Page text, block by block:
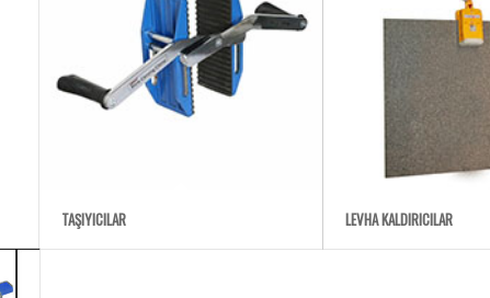
TAŞIYICILAR LEVHA KALDIRICILAR